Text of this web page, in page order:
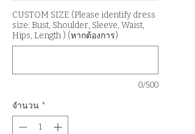
CUSTOM SIZE (Please identify dress
size: Bust, Shoulder, Sleeve, Waist,
Hips, Length ) (หากต้องการ)
0/500
จำนวน *